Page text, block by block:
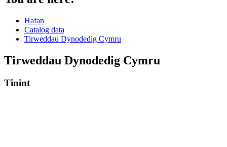
Hafan
Catalog data
Tirweddau Dynodedig Cymru
Tirweddau Dynodedig Cymru
Tinint